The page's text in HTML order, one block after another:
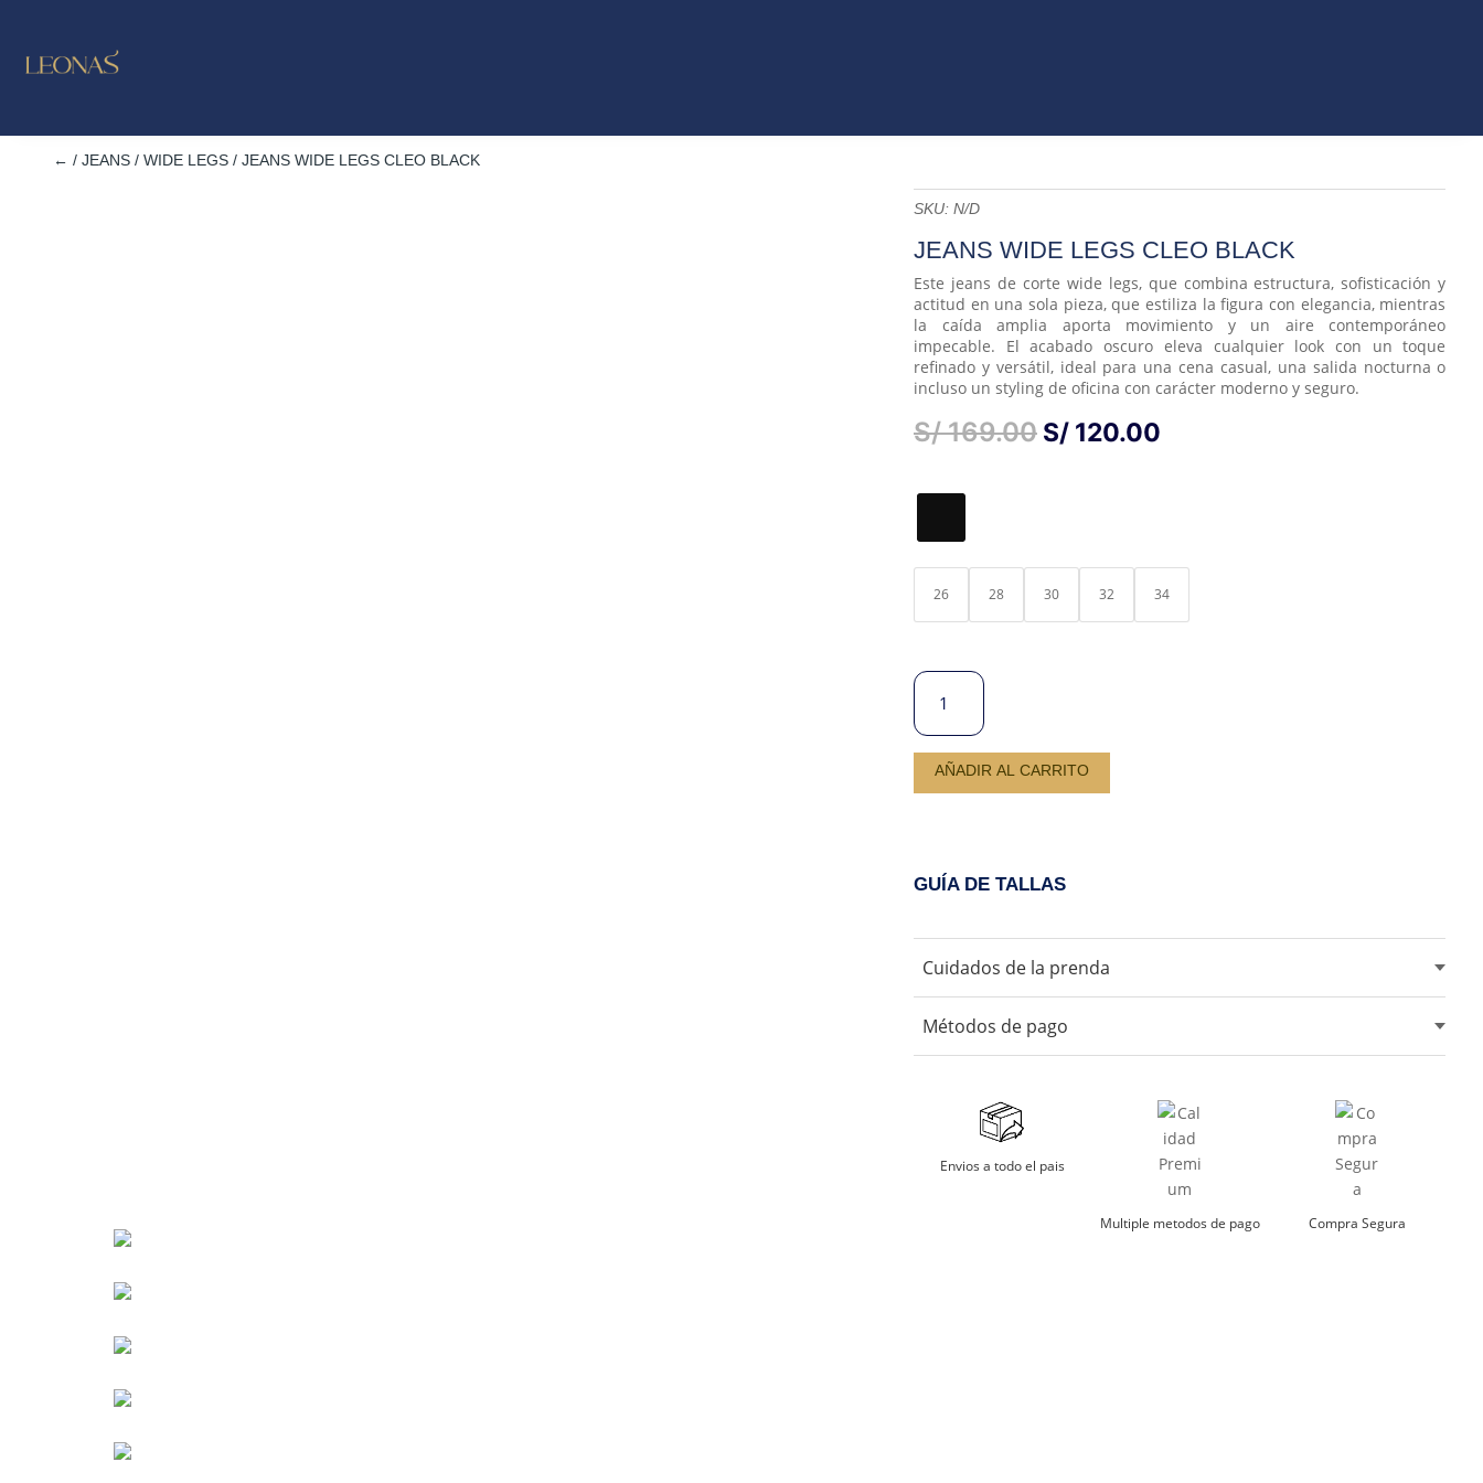
← / JEANS/ WIDE LEGS/ JEANS WIDE LEGS CLEO BLACK
SKU: N/D
JEANS WIDE LEGS CLEO BLACK
Este jeans de corte wide legs, que combina estructura, sofisticación y
actitud en una sola pieza, que estiliza la figura con elegancia, mientras
la caída amplia aporta movimiento y un aire contemporáneo
impecable. El acabado oscuro eleva cualquier look con un toque
refinado y versátil, ideal para una cena casual, una salida nocturna o
incluso un styling de oficina con carácter moderno y seguro.
S/169.00 EL
S/120.00EL
26 28 30 32 34
JEANS
WIDE
LEGS
CLEO
AÑADIR AL CARRITO
GUÍA DE TALLAS
Cuidados de la prenda
No usar maquina secadora.
Secarlo en sombra.
Planchar a temperatura moderada
Métodos de pago
Aceptamos tarjetas de crédito, débito, transferencias bancarias y
billeteras digitales.
Envios a todo el pais
Multiple metodos de pago Compra Segura